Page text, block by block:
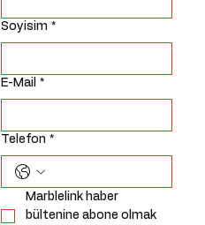
Soyisim *
E-Mail *
Telefon *
Marblelink haber
bültenine abone olmak